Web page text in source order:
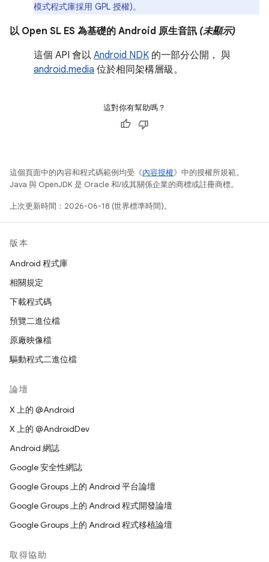
模式程式庫採用 GPL 授權)。
以 Open SL ES 為基礎的 Android 原生音訊 (未顯示)
這個 API 會以 Android NDK 的一部分公開， 與
android.media 位於相同架構層級。
這對你有幫助嗎？
這個頁面中的內容和程式碼範例均受《內容授權》中的授權所規範。
Java 與 OpenJDK 是 Oracle 和/或其關係企業的商標或註冊商標。
上次更新時間：2026-06-18 (世界標準時間)。
版本
Android 程式庫
相關規定
下載程式碼
預覽二進位檔
原廠映像檔
驅動程式二進位檔
論壇
X 上的 @Android
X 上的 @AndroidDev
Android 網誌
Google 安全性網誌
Google Groups 上的 Android 平台論壇
Google Groups 上的 Android 程式開發論壇
Google Groups 上的 Android 程式移植論壇
取得協助